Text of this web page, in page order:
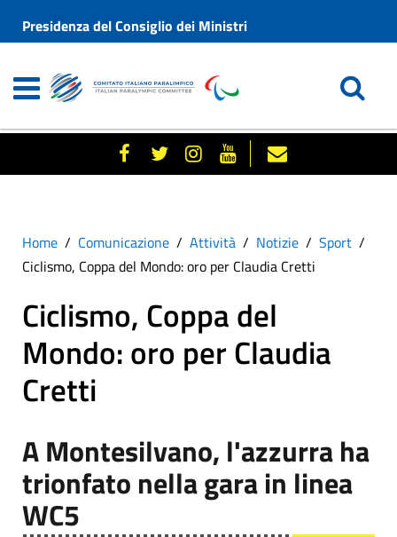
Presidenza del Consiglio dei Ministri
Home Comunicazione Attività Notizie
Sport
Ciclismo, Coppa del Mondo: oro per Claudia Cretti
Ciclismo, Coppa del
Mondo: oro per Claudia
Cretti
A Montesilvano, l'azzurra ha
trionfato nella gara in linea
WC5